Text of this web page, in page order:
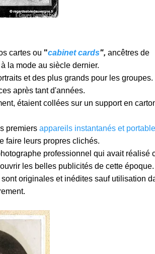
cartes ou "cabinet cards", ancêtres de
la mode au siècle dernier.
et des plus grands pour les groupes.
après tant d'années.
étaient collées sur un support en
premiers appareils instantanés et
faire leurs propres clichés.
professionnel qui avait réalisé
les belles publicités de cette époque.
originales et inédites sauf utilisation